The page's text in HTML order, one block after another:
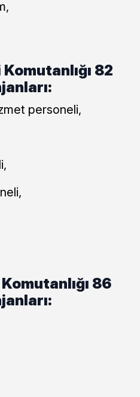
82
personeli,
86